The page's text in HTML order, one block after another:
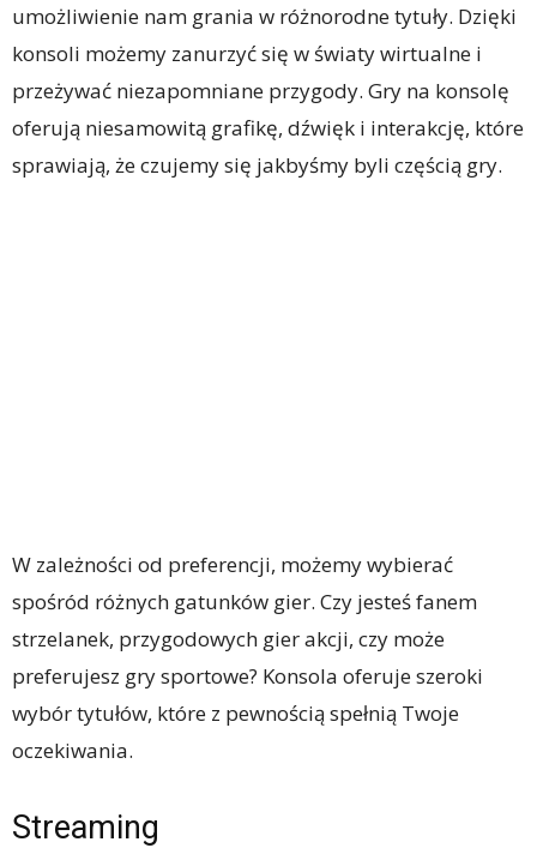
umożliwienie nam grania w różnorodne tytuły. Dzięki
konsoli możemy zanurzyć się w światy wirtualne i
przeżywać niezapomniane przygody. Gry na konsolę
oferują niesamowitą grafikę, dźwięk i interakcję, które
sprawiają, że czujemy się jakbyśmy byli częścią gry.
W zależności od preferencji, możemy wybierać
spośród różnych gatunków gier. Czy jesteś fanem
strzelanek, przygodowych gier akcji, czy może
preferujesz gry sportowe? Konsola oferuje szeroki
wybór tytułów, które z pewnością spełnią Twoje
oczekiwania.
Streaming